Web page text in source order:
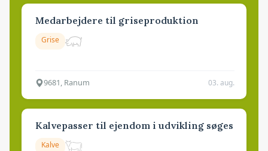
Medarbejdere til griseproduktion
Grise
9681, Ranum 03. aug.
Kalvepasser til ejendom i udvikling søges
Kalve